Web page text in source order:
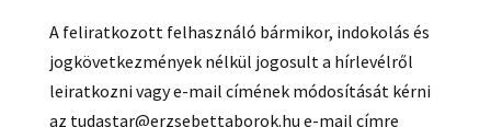
A feliratkozott felhasználó bármikor, indokolás és
jogkövetkezmények nélkül jogosult a hírlevélről
leiratkozni vagy e-mail címének módosítását kérni
az tudastar@erzsebettaborok.hu e-mail címre